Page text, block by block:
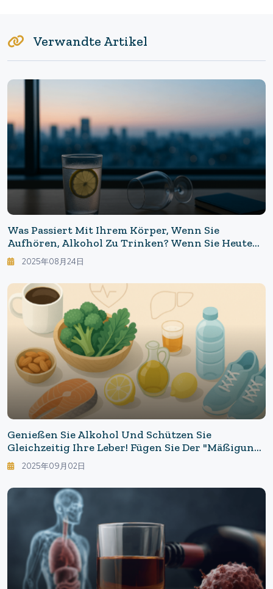
Verwandte Artikel
Was Passiert Mit Ihrem Körper, Wenn Sie
Aufhören, Alkohol Zu Trinken? Wenn Sie Heute
Aufhören, Wird Sich Morgen Etwas Ändern: Die
Wissenschaft Zeigt Die "sofortige Wirkung" Des
Alkoholverzichts.
2025年08月24日
Genießen Sie Alkohol Und Schützen Sie
Gleichzeitig Ihre Leber! Fügen Sie Der "Mäßigung"
Wissenschaft Hinzu:
Leberverteidigungstechniken Mit Medizinischen
Quellen
2025年09月02日